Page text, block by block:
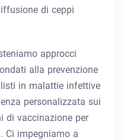
di ceppi
approcci
alla prevenzione
in malattie infettive
personalizzata sui
di vaccinazione per
Ci impegniamo a